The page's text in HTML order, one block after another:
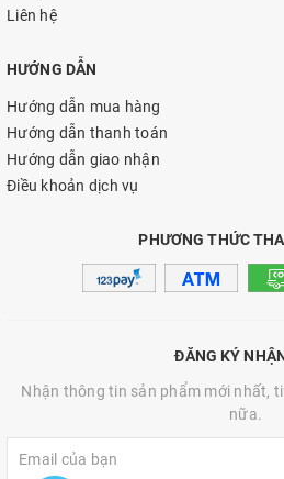
Liên hệ
HƯỚNG DẪN
Hướng dẫn mua hàng
Hướng dẫn thanh toán
Hướng dẫn giao nhận
Điều khoản dịch vụ
PHƯƠNG THỨC
ĐĂNG KÝ
Nhận thông tin sản phẩm mới nhất,
nữa.